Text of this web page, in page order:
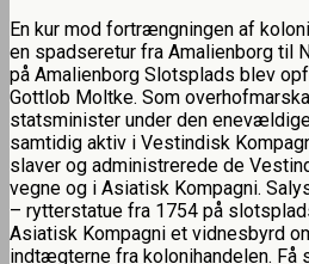
En kur mod fortrængningen af
en spadseretur fra Amalienborg til
på Amalienborg Slotsplads blev
Gottlob Moltke. Som
statsminister under den
samtidig aktiv i Vestindisk
slaver og administrerede de
vegne og i Asiatisk Kompagni.
– rytterstatue fra 1754 på
Asiatisk Kompagni et vidnesbyrd
indtægterne fra kolonihandelen.